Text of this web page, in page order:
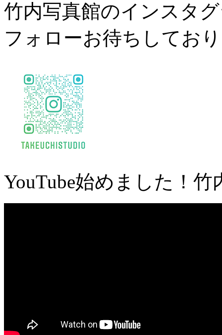
竹内写真館のインスタ
フォローお待ちしてお
YouTube始めました！